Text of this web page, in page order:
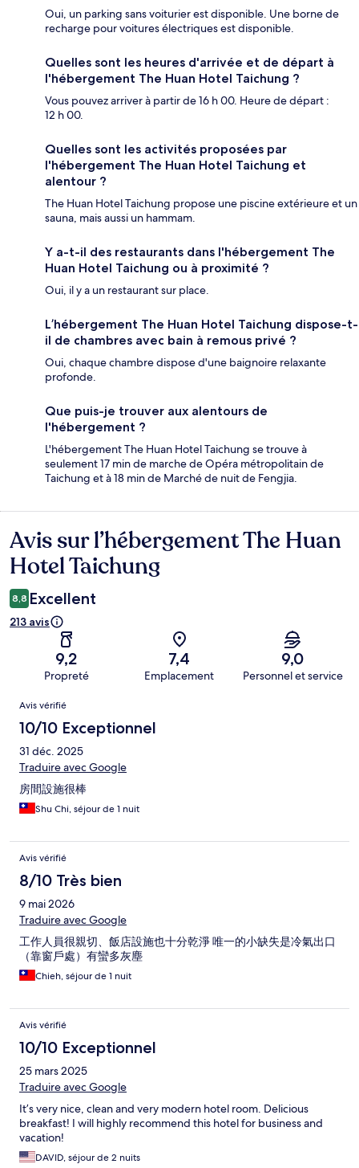
Oui, un parking sans voiturier est disponible. Une borne de
recharge pour voitures électriques est disponible.
Quelles sont les heures d'arrivée et de départ à
l'hébergement The Huan Hotel Taichung ?
Vous pouvez arriver à partir de 16 h 00. Heure de départ :
12 h 00.
Quelles sont les activités proposées par
l'hébergement The Huan Hotel Taichung et
alentour ?
The Huan Hotel Taichung propose une piscine extérieure et un
sauna, mais aussi un hammam.
Y a-t-il des restaurants dans l'hébergement The
Huan Hotel Taichung ou à proximité ?
Oui, il y a un restaurant sur place.
L’hébergement The Huan Hotel Taichung dispose-t-
il de chambres avec bain à remous privé ?
Oui, chaque chambre dispose d'une baignoire relaxante
profonde.
Que puis-je trouver aux alentours de
l'hébergement ?
L'hébergement The Huan Hotel Taichung se trouve à
seulement 17 min de marche de Opéra métropolitain de
Taichung et à 18 min de Marché de nuit de Fengjia.
Avis
Avis sur l’hébergement The Huan
Hotel Taichung
8,8 Excellent
213 avis
9,2
Propreté
7,4
Emplacement
9,0
Personnel et service
Avis
Avis vérifié
10/10 Exceptionnel
31 déc. 2025
Traduire avec Google
房間設施很棒
Shu Chi, séjour de 1 nuit
Avis vérifié
8/10 Très bien
9 mai 2026
Traduire avec Google
工作人員很親切、飯店設施也十分乾淨 唯一的小缺失是冷氣出口
（靠窗戶處）有蠻多灰塵
Chieh, séjour de 1 nuit
Avis vérifié
10/10 Exceptionnel
25 mars 2025
Traduire avec Google
It’s very nice, clean and very modern hotel room. Delicious
breakfast! I will highly recommend this hotel for business and
vacation!
DAVID, séjour de 2 nuits